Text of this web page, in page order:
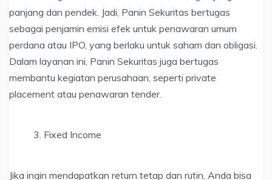
panjang dan pendek. Jadi, Panin Sekuritas bertugas
sebagai penjamin emisi efek untuk penawaran umum
perdana atau IPO, yang berlaku untuk saham dan obligasi.
Dalam layanan ini, Panin Sekuritas juga bertugas
membantu kegiatan perusahaan, seperti private
placement atau penawaran tender.
Fixed Income
Jika ingin mendapatkan return tetap dan rutin, Anda bisa